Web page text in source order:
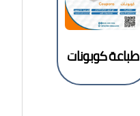
طباعة كوبونات